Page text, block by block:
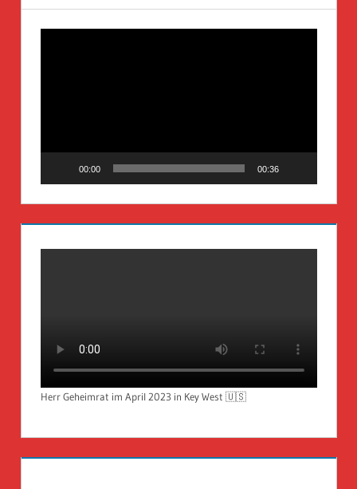
00:00 00:36
Herr Geheimrat im April 2023 in Key West 🇺🇸